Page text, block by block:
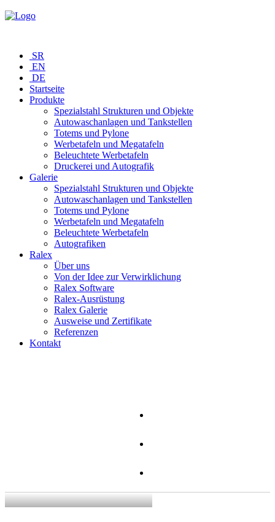
SR
EN
DE
Startseite
Produkte
Spezialstahl Strukturen und Objekte
Autowaschanlagen und Tankstellen
Totems und Pylone
Werbetafeln und Megatafeln
Beleuchtete Werbetafeln
Druckerei und Autografik
Galerie
Spezialstahl Strukturen und Objekte
Autowaschanlagen und Tankstellen
Totems und Pylone
Werbetafeln und Megatafeln
Beleuchtete Werbetafeln
Autografiken
Ralex
Über uns
Von der Idee zur Verwirklichung
Ralex Software
Ralex-Ausrüstung
Ralex Galerie
Ausweise und Zertifikate
Referenzen
Kontakt